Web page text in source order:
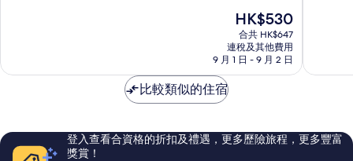
卓
評
價
現
售
HK$530
HK$530
合共 HK$647
連稅及其他費用
9 月 1 日 - 9 月 2 日
很
評
價
比較類似的住宿
登入查看合資格的折扣及禮遇，更多歷險旅程，更多豐富
獎賞！